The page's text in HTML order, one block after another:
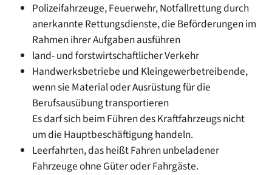
Polizeifahrzeuge,Feuerwehr,Notfallrettung durch
anerkannte Rettungsdienste, die Beförderungen im
Rahmen ihrer Aufgaben ausführen
land- und forstwirtschaftlicher Verkehr
Handwerksbetriebe und Kleingewerbetreibende,
wenn sie Material oder Ausrüstung für die
Berufsausübung transportieren
Es darf sich beim Führen des Kraftfahrzeugs nicht
um die Hauptbeschäftigung handeln.
Leerfahrten, das heißt Fahren unbeladener
Fahrzeuge ohne Güter oder Fahrgäste.